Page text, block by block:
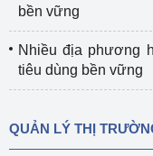
bền vững
Nhiều địa phương
tiêu dùng bền vững
QUẢN LÝ THỊ